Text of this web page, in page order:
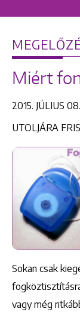
Miért
2015. JÚLIUS 08.
UTOLJÁRA
Sokan csak
vagy még